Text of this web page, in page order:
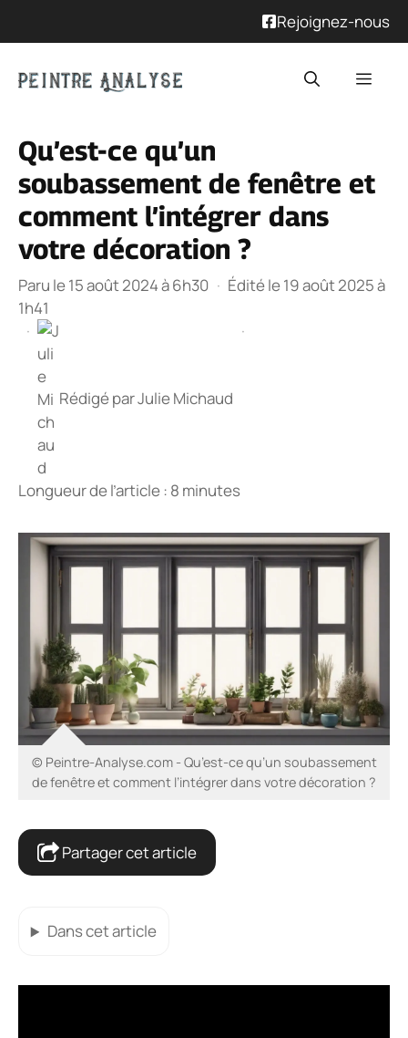
Rejoignez-nous
Qu’est-ce qu’un
soubassement de fenêtre et
comment l’intégrer dans
votre décoration ?
Paru le 15 août 2024 à 6h30 · Édité le 19 août 2025 à
1h41
·
Rédigé parJulie Michaud
·
Longueur de l’article : 8 minutes
© Peintre-Analyse.com - Qu’est-ce qu’un soubassement
de fenêtre et comment l’intégrer dans votre décoration ?
Partager cet article
Dans cet article